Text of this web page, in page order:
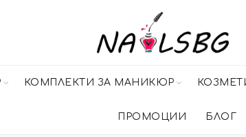
КОМПЛЕКТИ ЗА МАНИКЮР
ПРОМОЦИИ БЛОГ